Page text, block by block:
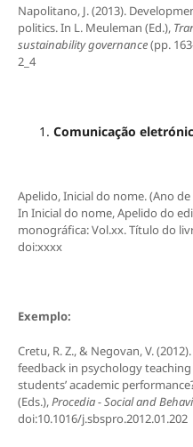
Napolitano, J. (2013).
politics. In L. Meuleman (Ed.),
sustainability governance(pp.
2_4
Comunicação
Apelido, Inicial do nome. (Ano
In Inicial do nome, Apelido do
monográfica: Vol.xx. Título do
doi:xxxx
Exemplo:
Cretu, R. Z., & Negovan, V.
feedback in psychology
students’ academic
(Eds.),Procedia - Social and
doi:10.1016/j.sbspro.2012.01.202